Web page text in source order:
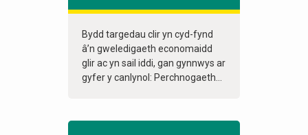
Bydd targedau clir yn cyd-fynd
â’n gweledigaeth economaidd
glir ac yn sail iddi, gan gynnwys ar
gyfer y canlynol: Perchnogaeth...